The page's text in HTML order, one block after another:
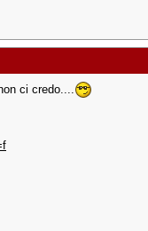
ci credo....